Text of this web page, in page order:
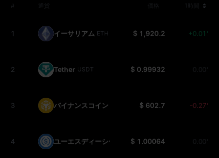
# 通貨 価格 1時間
1 イーサリアム ETH $ 1,920.2 +0.01%
2 Tether USDT $ 0.99932 0.00%
3 バイナンスコイン $ 602.7 -0.27%
4 ユーエスディーシー USDC$ 1.00064 0.00%